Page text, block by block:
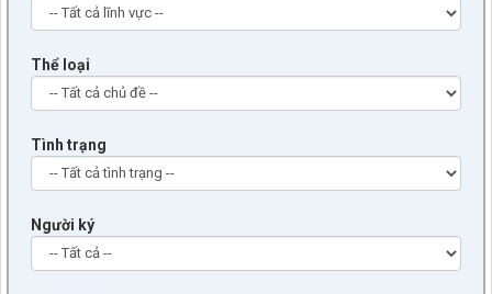
Thể loại
Tình trạng
Người ký